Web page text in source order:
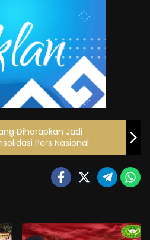
Diharapkan Jadi
Pers Nasional